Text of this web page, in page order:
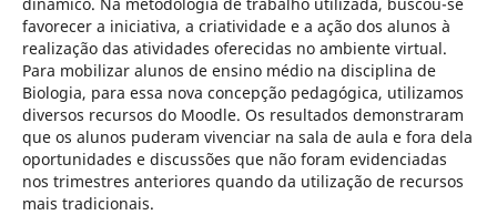
favorecer a iniciativa, a criatividade e a ação dos alunos à
realização das atividades oferecidas no ambiente virtual.
Para mobilizar alunos de ensino médio na disciplina de
Biologia, para essa nova concepção pedagógica, utilizamos
diversos recursos do Moodle. Os resultados demonstraram
que os alunos puderam vivenciar na sala de aula e fora dela
oportunidades e discussões que não foram evidenciadas
nos trimestres anteriores quando da utilização de recursos
mais tradicionais.